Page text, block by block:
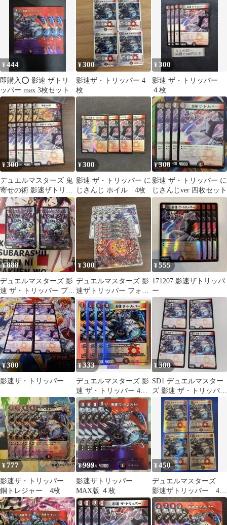
¥444
即購入⭕️ 影速 ザトリ
ッパー max 3枚セット
¥300
影速ザ・トリッパー 4
枚
¥300
影速 ザ・トリッパー
４枚
¥300
デュエルマスターズ 鬼
寄せの術 影速ザトリッ
パー セット
¥300
影速 ザ・トリッパー に
じさんじ ホイル 4枚
¥300
影速 ザ・トリッパー に
じさんじver 四枚セット
¥888
デュエルマスターズ 影
速 ザ・トリッパー プロ
モ 2枚
¥300
デュエルマスターズ 影
速ザトリッパー フォー
ビドゥンサンライズ セ
ット
¥555
171207 影速ザトリッパ
ー
¥300
影速ザ・トリッパー
¥333
デュエルマスターズ 影
速 ザ・トリッパー 4枚
セット
¥300
SD1 デュエルマスター
ズ 影速 ザ・トリッパー
4枚セット
¥777
影速ザ・トリッパー
銅トレジャー 4枚
¥999
影速ザトリッパー
MAX版 ４枚
¥450
デュエルマスターズ
影速ザトリッパー 4
枚 23BD2